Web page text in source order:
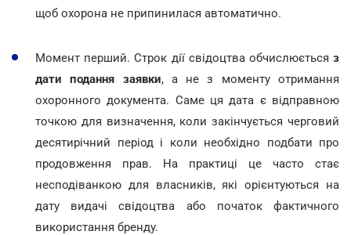
щоб охорона не припинилася автоматично.
Момент перший. Строк дії свідоцтва обчислюється з
дати подання заявки, а не з моменту отримання
охоронного документа. Саме ця дата є відправною
точкою для визначення, коли закінчується черговий
десятирічний період і коли необхідно подбати про
продовження прав. На практиці це часто стає
несподіванкою для власників, які орієнтуються на
дату видачі свідоцтва або початок фактичного
використання бренду.